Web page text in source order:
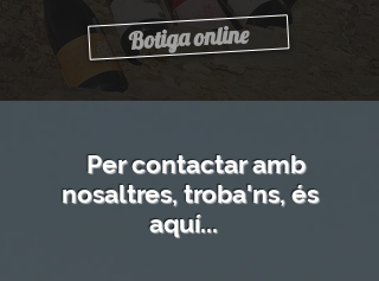
Botiga online
Per contactar amb
nosaltres, troba'ns, és
aquí...